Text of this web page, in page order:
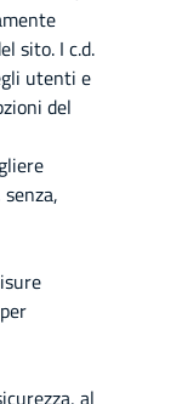
sito. I c.d.
utenti e
del
al